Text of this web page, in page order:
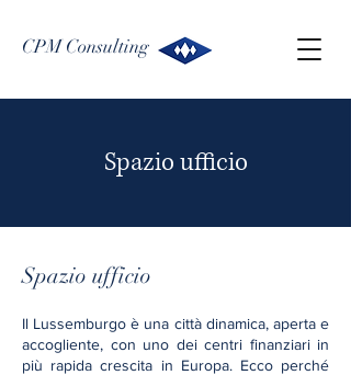
CPM Consulting
Spazio ufficio
Spazio ufficio
Il Lussemburgo è una città dinamica, aperta e
accogliente, con uno dei centri finanziari in
più rapida crescita in Europa. Ecco perché